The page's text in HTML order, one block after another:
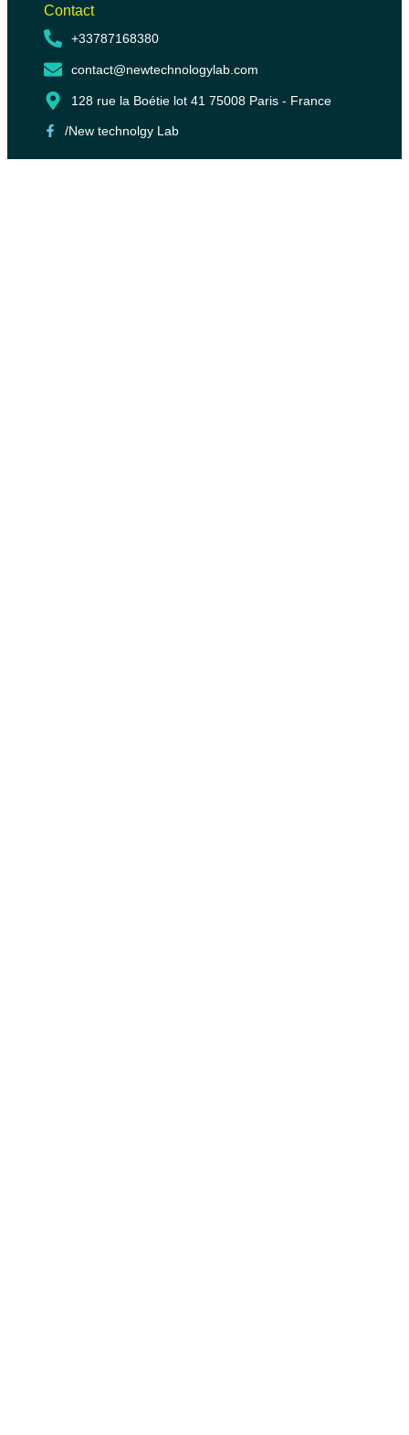
Contact
+33787168380
contact@newtechnologylab.com
128 rue la Boétie lot 41 75008 Paris - France
/New technolgy Lab